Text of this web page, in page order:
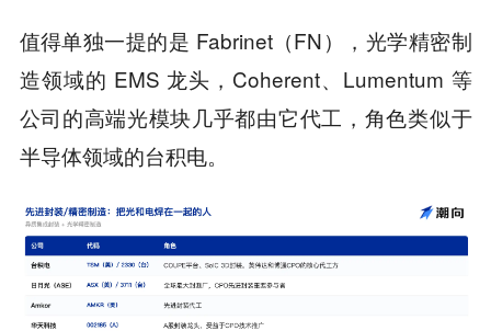
值得单独一提的是 Fabrinet（FN），光学精密制
造领域的 EMS 龙头，Coherent、Lumentum 等
公司的高端光模块几乎都由它代工，角色类似于
半导体领域的台积电。